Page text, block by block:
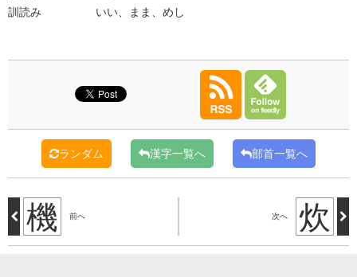
訓読み
いい、まま、めし
ランダム 漢字一覧へ 部首一覧へ
機 前へ 炊
次へ